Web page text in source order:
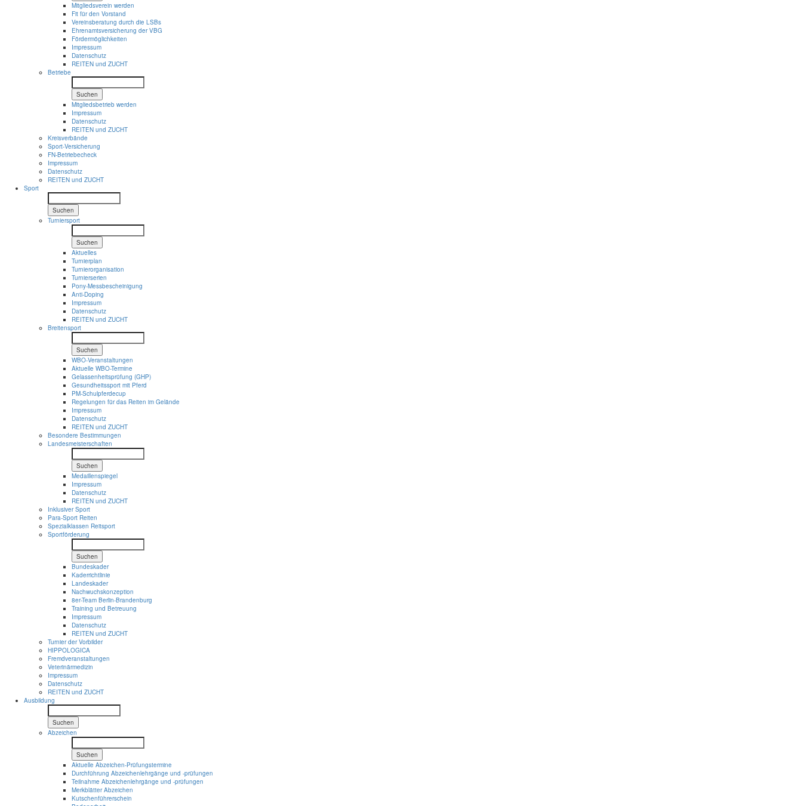
Mitgliedsverein werden
Fit für den Vorstand
Vereinsberatung durch die LSBs
Ehrenamtsversicherung der VBG
Fördermöglichkeiten
Impressum
Datenschutz
REITEN und ZUCHT
Betriebe
Suchen
Mitgliedsbetrieb werden
Impressum
Datenschutz
REITEN und ZUCHT
Kreisverbände
Sport-Versicherung
FN-Betriebecheck
Impressum
Datenschutz
REITEN und ZUCHT
Sport
Suchen
Turniersport
Suchen
Aktuelles
Turnierplan
Turnierorganisation
Turnierserien
Pony-Messbescheinigung
Anti-Doping
Impressum
Datenschutz
REITEN und ZUCHT
Breitensport
Suchen
WBO-Veranstaltungen
Aktuelle WBO-Termine
Gelassenheitsprüfung (GHP)
Gesundheitssport mit Pferd
PM-Schulpferdecup
Regelungen für das Reiten im Gelände
Impressum
Datenschutz
REITEN und ZUCHT
Besondere Bestimmungen
Landesmeisterschaften
Suchen
Medaillenspiegel
Impressum
Datenschutz
REITEN und ZUCHT
Inklusiver Sport
Para-Sport Reiten
Spezialklassen Reitsport
Sportförderung
Suchen
Bundeskader
Kaderrichtlinie
Landeskader
Nachwuchskonzeption
8er-Team Berlin-Brandenburg
Training und Betreuung
Impressum
Datenschutz
REITEN und ZUCHT
Turnier der Vorbilder
HIPPOLOGICA
Fremdveranstaltungen
Veterinärmedizin
Impressum
Datenschutz
REITEN und ZUCHT
Ausbildung
Suchen
Abzeichen
Suchen
Aktuelle Abzeichen-Prüfungstermine
Durchführung Abzeichenlehrgänge und -prüfungen
Teilnahme Abzeichenlehrgänge und -prüfungen
Merkblätter Abzeichen
Kutschenführerschein